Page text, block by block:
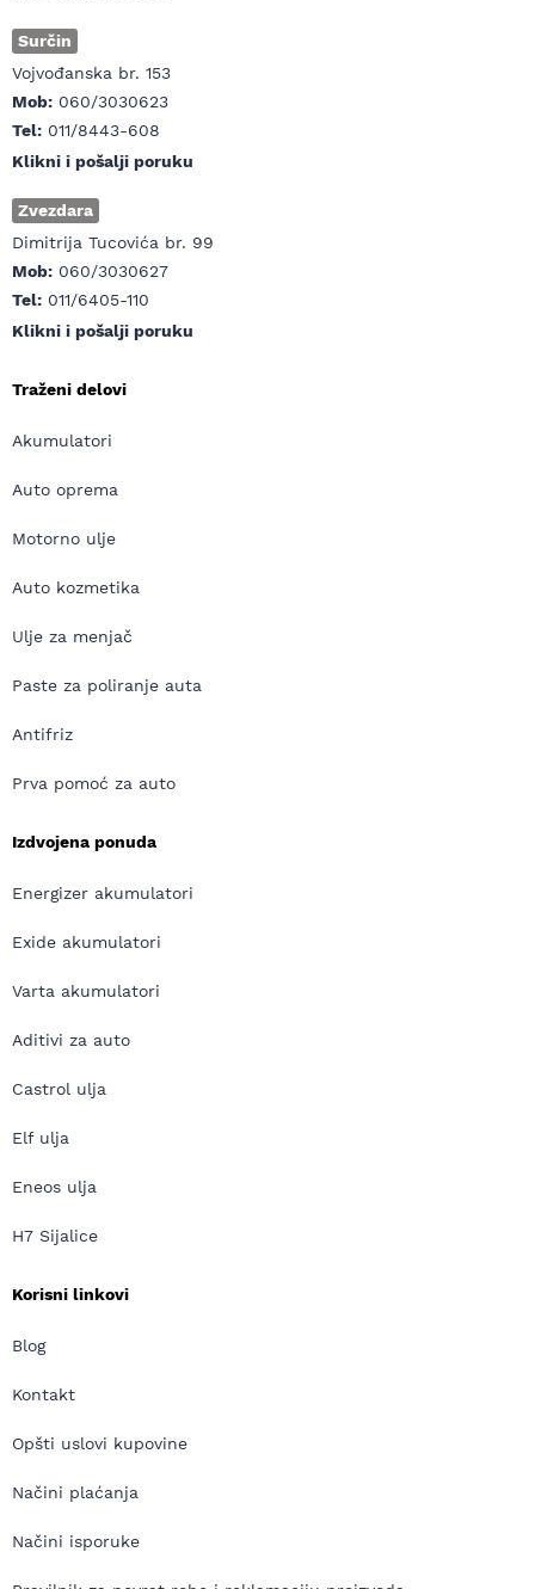
Surčin
Vojvođanska br. 153
Mob: 060/3030623
Tel: 011/8443-608
Klikni i pošalji poruku
Zvezdara
Dimitrija Tucovića br. 99
Mob: 060/3030627
Tel: 011/6405-110
Klikni i pošalji poruku
Traženi delovi
Akumulatori
Auto oprema
Motorno ulje
Auto kozmetika
Ulje za menjač
Paste za poliranje auta
Antifriz
Prva pomoć za auto
Izdvojena ponuda
Energizer akumulatori
Exide akumulatori
Varta akumulatori
Aditivi za auto
Castrol ulja
Elf ulja
Eneos ulja
H7 Sijalice
Korisni linkovi
Blog
Kontakt
Opšti uslovi kupovine
Načini plaćanja
Načini isporuke